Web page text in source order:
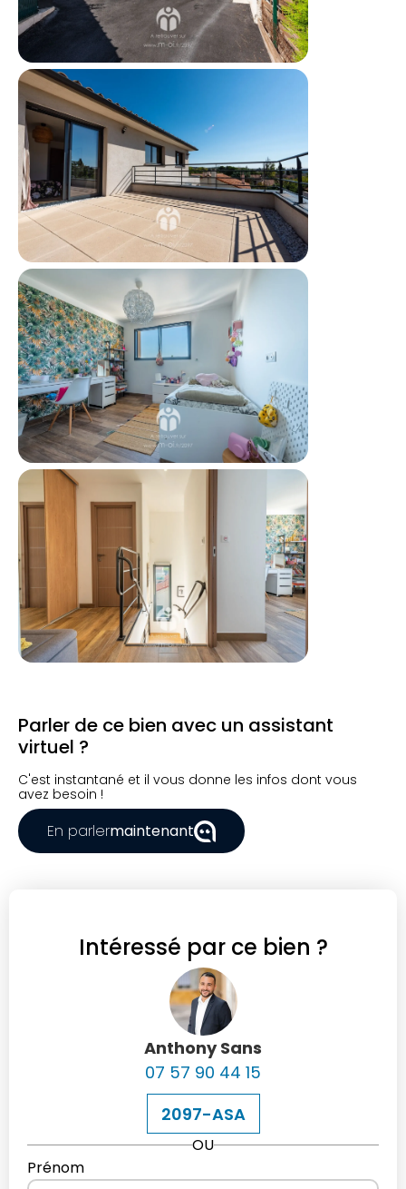
Parler de ce bien avec un assistant
virtuel ?
C'est instantané et il vous donne les infos dont vous
avez besoin !
En parlermaintenant
Intéressé par ce bien ?
Anthony Sans
07 57 90 44 15
2097-ASA
OU
Prénom